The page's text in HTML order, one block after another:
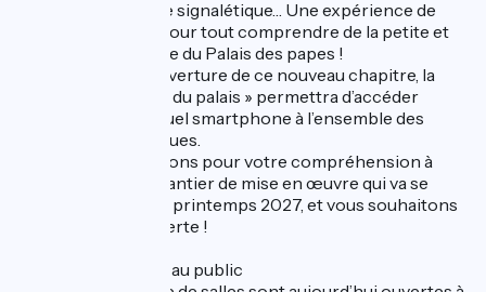
explicatifs, nouvelle signalétique… Une expérience de
visite augmentée, pour tout comprendre de la petite et
de la grande histoire du Palais des papes !
Disponible dès l’ouverture de ce nouveau chapitre, la
WebApp « les clefs du palais » permettra d’accéder
depuis n’importe quel smartphone à l’ensemble des
contenus en 6 langues.
Nous vous remercions pour votre compréhension à
l’occasion de ce chantier de mise en œuvre qui va se
poursuivra jusqu’au printemps 2027, et vous souhaitons
une bonne découverte !
Les salles ouvertes au public